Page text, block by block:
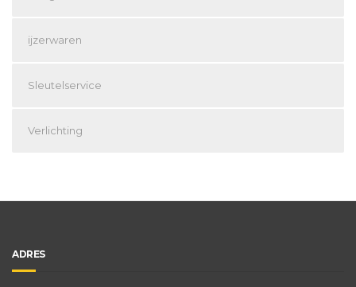
ijzerwaren
Sleutelservice
Verlichting
ADRES